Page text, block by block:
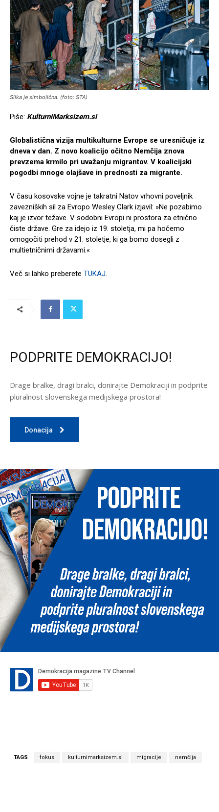
Slika je simbolična. (foto: STA)
Piše: KulturniMarksizem.si
Globalistična vizija multikulturne Evrope se uresničuje iz
dneva v dan. Z novo koalicijo očitno Nemčija znova
prevzema krmilo pri uvažanju migrantov. V koalicijski
pogodbi mnoge olajšave in prednosti za migrante.
V času kosovske vojne je takratni Natov vrhovni poveljnik
zavezniških sil za Evropo Wesley Clark izjavil: »Ne pozabimo
kaj je izvor težave. V sodobni Evropi ni prostora za etnično
čiste države. Gre za idejo iz 19. stoletja, mi pa hočemo
omogočiti prehod v 21. stoletje, ki ga bomo dosegli z
multietničnimi državami.«
Več si lahko preberete TUKAJ.
PODPRITE DEMOKRACIJO!
Drage bralke, dragi bralci, donirajte Demokraciji in podprite
pluralnost slovenskega medijskega prostora!
Donacija
TAGS fokus kulturnimarksizem.si migracije nemčija